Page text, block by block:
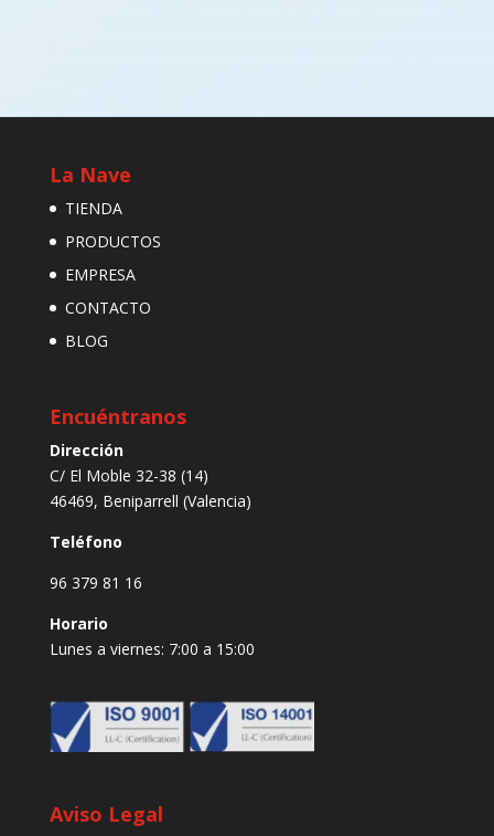
La Nave
TIENDA
PRODUCTOS
EMPRESA
CONTACTO
BLOG
Encuéntranos
Dirección
C/ El Moble 32-38 (14)
46469, Beniparrell (Valencia)
Teléfono
96 379 81 16
Horario
Lunes a viernes: 7:00 a 15:00
Aviso Legal